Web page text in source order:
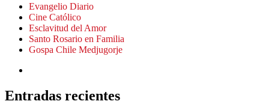
Evangelio Diario
Cine Católico
Esclavitud del Amor
Santo Rosario en Familia
Gospa Chile Medjugorje
Entradas recientes